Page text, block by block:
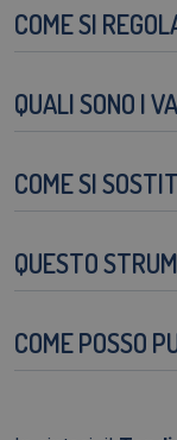
COME SI
QUALI SONO I
COME SI
QUESTO
COME POSSO